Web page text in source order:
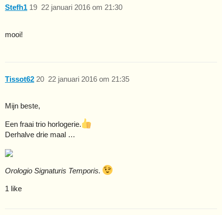
Stefh1 22 januari 2016 om 21:30
19
mooi!
Tissot62 22 januari 2016 om 21:35
20
Mijn beste,
Een fraai trio horlogerie.
Derhalve drie maal …
Orologio Signaturis Temporis.
1 like